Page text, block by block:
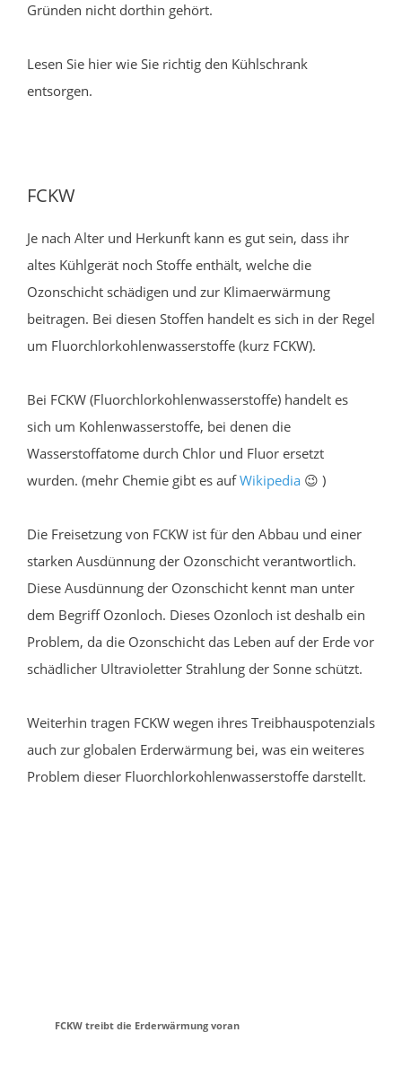
Gründen nicht dorthin gehört.
Lesen Sie hier wie Sie richtig den Kühlschrank
entsorgen.
FCKW
Je nach Alter und Herkunft kann es gut sein, dass ihr
altes Kühlgerät noch Stoffe enthält, welche die
Ozonschicht schädigen und zur Klimaerwärmung
beitragen. Bei diesen Stoffen handelt es sich in der Regel
um Fluorchlorkohlenwasserstoffe (kurz FCKW).
Bei FCKW (Fluorchlorkohlenwasserstoffe) handelt es
sich um Kohlenwasserstoffe, bei denen die
Wasserstoffatome durch Chlor und Fluor ersetzt
wurden. (mehr Chemie gibt es aufWikipedia 😉 )
Die Freisetzung von FCKW ist für den Abbau und einer
starken Ausdünnung der Ozonschicht verantwortlich.
Diese Ausdünnung der Ozonschicht kennt man unter
dem Begriff Ozonloch. Dieses Ozonloch ist deshalb ein
Problem, da die Ozonschicht das Leben auf der Erde vor
schädlicher Ultravioletter Strahlung der Sonne schützt.
Weiterhin tragen FCKW wegen ihres Treibhauspotenzials
auch zur globalen Erderwärmung bei, was ein weiteres
Problem dieser Fluorchlorkohlenwasserstoffe darstellt.
FCKW treibt die Erderwärmung voran